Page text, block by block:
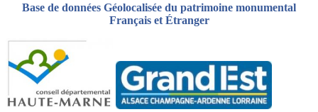
Base de données Géolocalisée du patrimoine monumental
Français et Étranger